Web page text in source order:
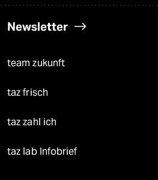
Newsletter
team zukunft
taz frisch
taz zahl ich
taz lab Infobrief